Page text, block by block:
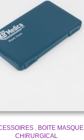
, BOITE MASQUE
CHIRURGICAL